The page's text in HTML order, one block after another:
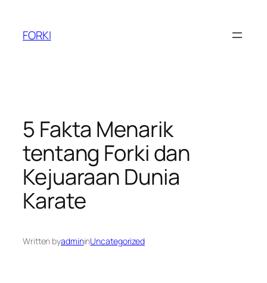
content
FORKI
5 Fakta Menarik
tentang Forki dan
Kejuaraan Dunia
Karate
Written byadmininUncategorized